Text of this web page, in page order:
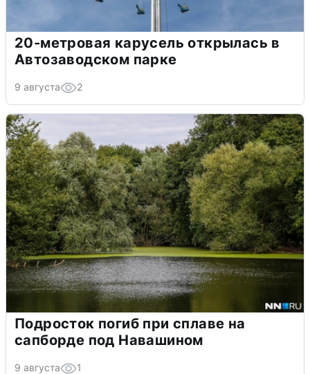
20-метровая карусель открылась в
Автозаводском парке
9 августа 2
Подросток погиб при сплаве на
сапборде под Навашином
9 августа 1